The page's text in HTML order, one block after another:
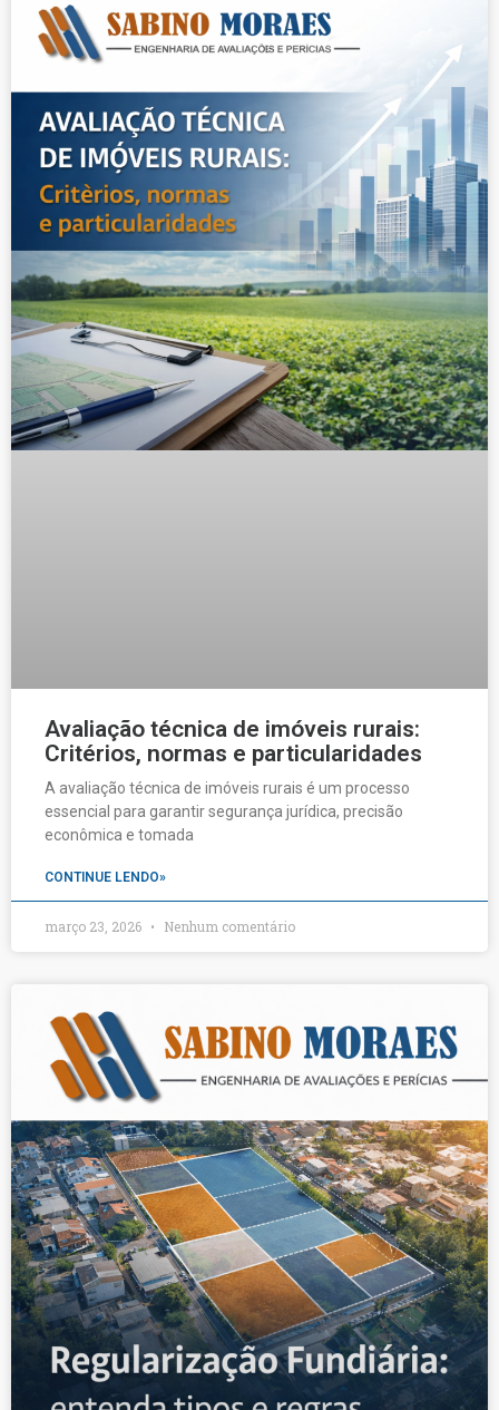
Avaliação técnica de imóveis rurais:
Critérios, normas e particularidades
A avaliação técnica de imóveis rurais é um processo
essencial para garantir segurança jurídica, precisão
econômica e tomada
CONTINUE LENDO»
março 23, 2026 Nenhum comentário